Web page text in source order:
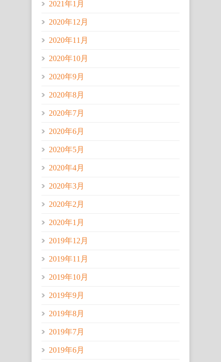
2021年1月
2020年12月
2020年11月
2020年10月
2020年9月
2020年8月
2020年7月
2020年6月
2020年5月
2020年4月
2020年3月
2020年2月
2020年1月
2019年12月
2019年11月
2019年10月
2019年9月
2019年8月
2019年7月
2019年6月